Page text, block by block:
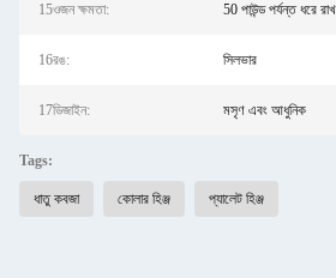
15ওজন ক্ষমতা: 50 পাউন্ড পর্যন্ত ধরে
16রঙ: সিলভার
17ডিজাইন: মসৃণ এবং আধুনিক
Tags:
ধাতু কবজা কোলার হিঞ্জ প্যালেট হিঞ্জ